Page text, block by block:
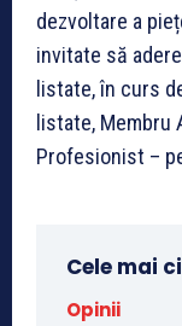
dezvoltare a
invitate să
listate, în curs
listate, Membru
Profesionist –
Cele mai
Opinii